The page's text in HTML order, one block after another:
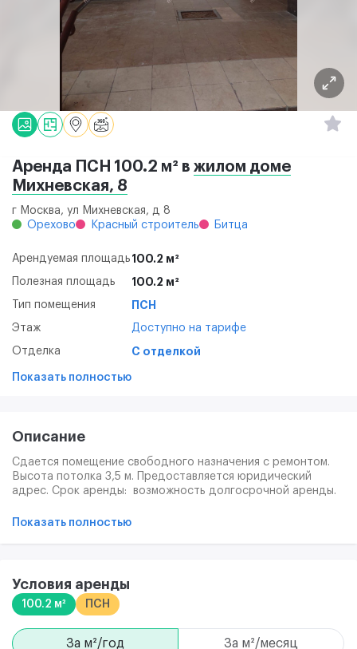
Аренда ПСН 100.2 м² в жилом доме
Михневская, 8
г Москва, ул Михневская, д 8
Орехово
Красный строитель Битца
Арендуемая площадь 100.2 м²
Полезная площадь 100.2 м²
Тип помещения ПСН
Этаж Доступно на тарифе
Отделка С отделкой
Показать полностью
Описание
Сдается помещение свободного назначения с ремонтом.
Высота потолка 3,5 м. Предоставляется юридический
адрес. Срок аренды: возможность долгосрочной аренды.
расчетного счета конрагента. Удобное
Показать полностью
Условия аренды
100.2 м² ПСН
за м²/год за м²/месяц